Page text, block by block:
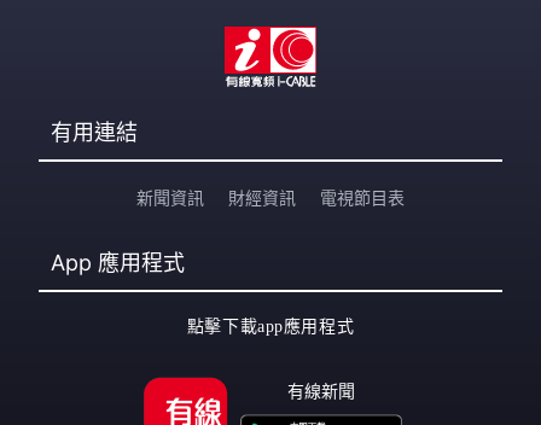
有用連結
新聞資訊 財經資訊 電視節目表
App 應用程式
點擊下載app應用程式
有線新聞